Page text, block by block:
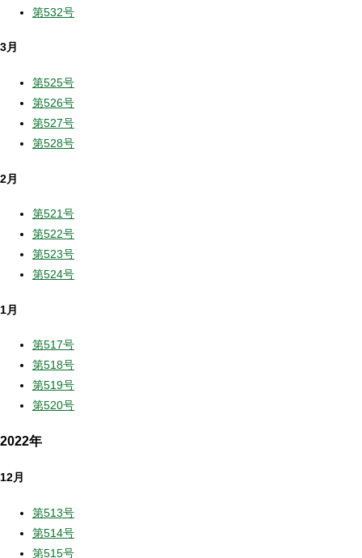
第532号
3月
第525号
第526号
第527号
第528号
2月
第521号
第522号
第523号
第524号
1月
第517号
第518号
第519号
第520号
2022年
12月
第513号
第514号
第515号